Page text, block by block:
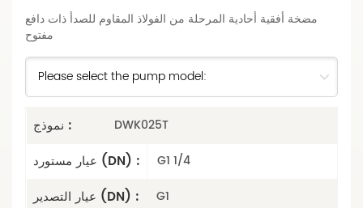
مضخة أفقية أحادية المرحلة من الفولاذ المقاوم للصدأ ذات دافع
مفتوح
نموذج : DWK025T
عيار مستورد (DN) : G1 1/4
عيار التصدير (DN) : G1